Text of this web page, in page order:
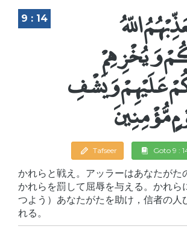
9 : 14 اللّهُ
وَيُخْزِهِمْ
عَلَيْهِمْ وَيَشْفِ
مُّؤْمِنِينَ
Tafseer Goto 9 :
かれらと戦え。アッラーはあなたがた
かれらを罰して屈辱を与える。かれら
つよう）あなたがたを助け，信者の人
れる。